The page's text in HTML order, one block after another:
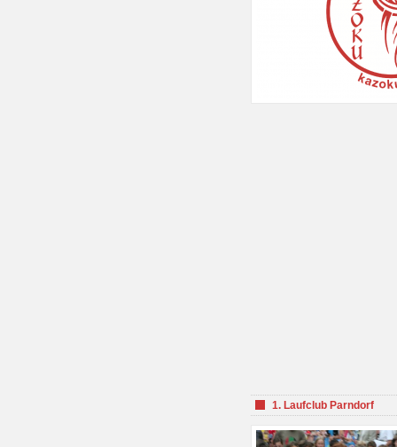
1. Laufclub Parndorf